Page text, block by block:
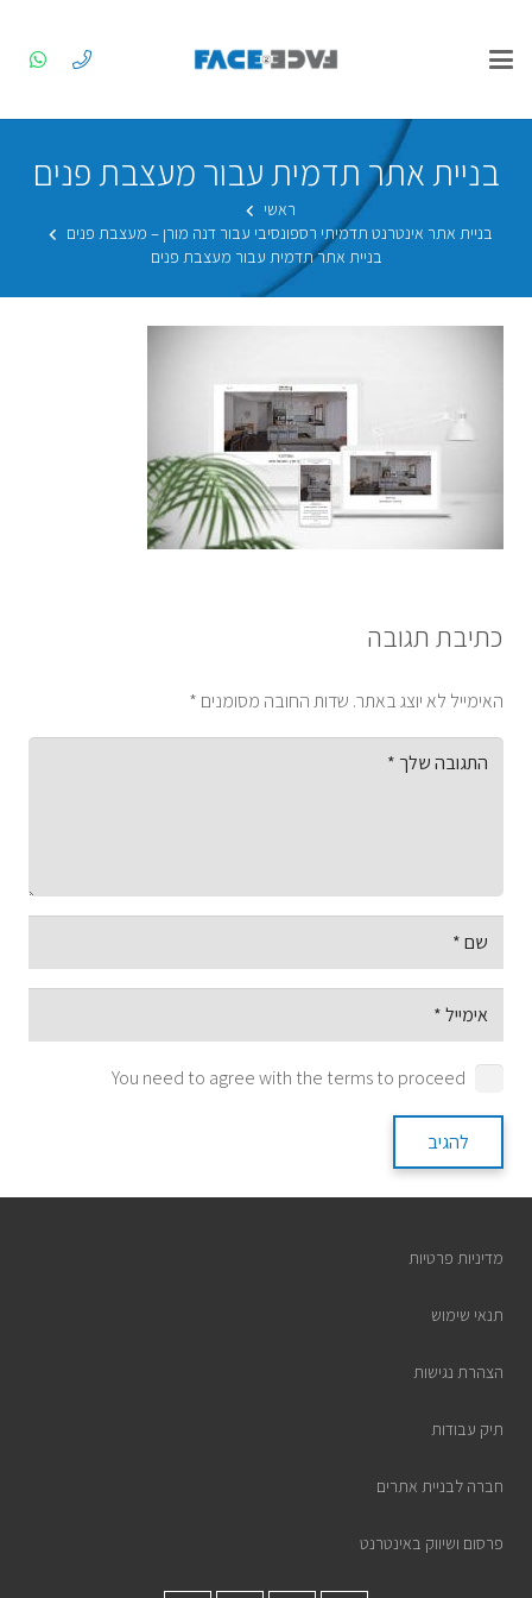
בניית אתר תדמית עבור מעצבת פנים
ראשי
בניית אתר אינטרנט תדמיתי רספונסיבי עבור דנה מורן – מעצבת פנים
בניית אתר תדמית עבור מעצבת פנים
כתיבת תגובה
האימייל לא יוצג באתר. שדות החובה מסומנים *
You need to agree with the terms to proceed
להגיב
מדיניות פרטיות
תנאי שימוש
הצהרת נגישות
תיק עבודות
חברה לבניית אתרים
פרסום ושיווק באינטרנט